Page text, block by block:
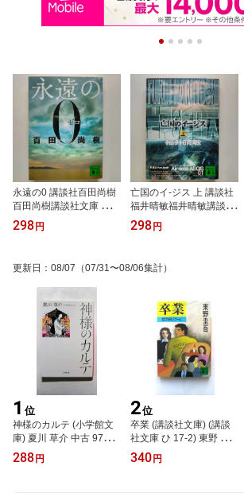
永遠の0 講談社百田尚樹
百田尚樹講談社文庫 中古
配送費無料9784062764
131
298 円
亡国のイ-ジス 上 講談社
福井晴敏福井晴敏講談社
文庫 中古 配送費無料978
4062734936
298 円
更新日 ： 08/07 （07/31〜08/06集計）
1 位
神様のカルテ (小学館文
庫) 夏川 草介 中古 97840
94086188 送料無料
288 円
2位
卒業 (講談社文庫) (講談
社文庫 ひ 17-2) 東野 圭
吾 中古 9784061844407
送料無料
340 円